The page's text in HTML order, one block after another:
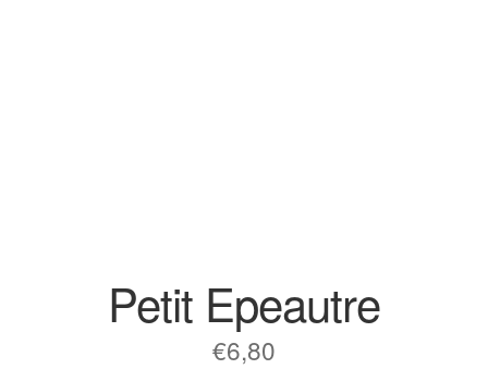
Petit Epeautre
€6,80